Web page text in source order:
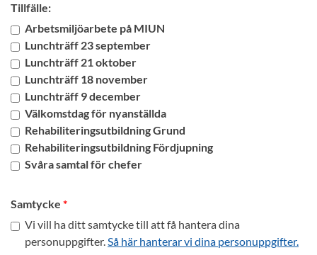
Tillfälle:
Arbetsmiljöarbete på MIUN
Lunchträff 23 september
Lunchträff 21 oktober
Lunchträff 18 november
Lunchträff 9 december
Välkomstdag för nyanställda
Rehabiliteringsutbildning Grund
Rehabiliteringsutbildning Fördjupning
Svåra samtal för chefer
Samtycke
Vi vill ha ditt samtycke till att få hantera dina
personuppgifter.Så här hanterar vi dina personuppgifter.